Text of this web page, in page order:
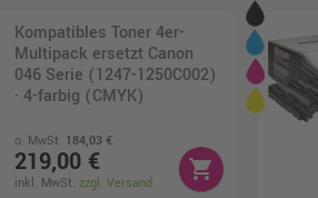
Kompatibles Toner 4er-
Multipack ersetzt Canon
046 Serie (1247-1250C002)
· 4-farbig (CMYK)
o. MwSt. 184,03 €
219,00 €
inkl. MwSt. zzgl. Versand
shopping_cart